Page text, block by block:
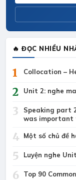
🔥 ĐỌC NHIỀU
1 Collocation –
2 Unit 2: nghe
3
Speaking part
was important
4 Một số chủ đề
5 Luyện
6
Top 90